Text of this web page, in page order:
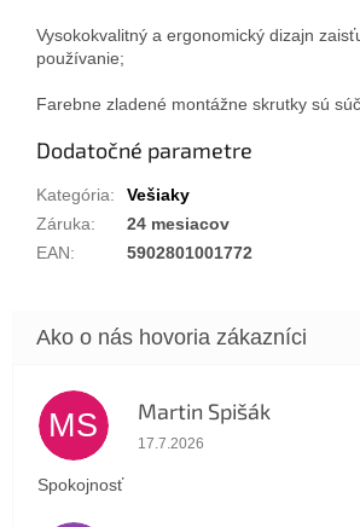
Vysokokvalitný a ergonomický dizajn
používanie;
Farebne zladené montážne skrutky sú
Dodatočné parametre
Kategória:
Vešiaky
Záruka:
24 mesiacov
EAN: 5902801001772
MS Martin Spišák
Hodnotenie obchodu je 5 z 5
17.7.2026
Spokojnosť